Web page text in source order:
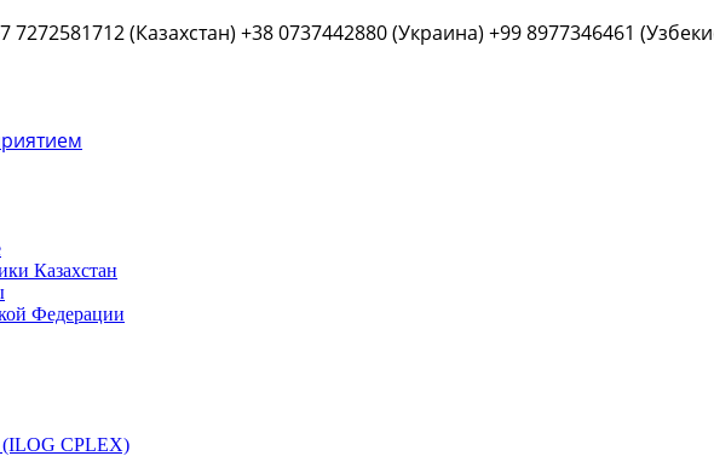
(Казахстан) +38 0737442880 (Украина) +99 8977346461
Казахстан
Федерации
(ILOG CPLEX)